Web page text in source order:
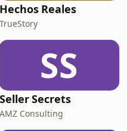
Hechos Reales
TrueStory
SS
Seller Secrets
AMZ Consulting